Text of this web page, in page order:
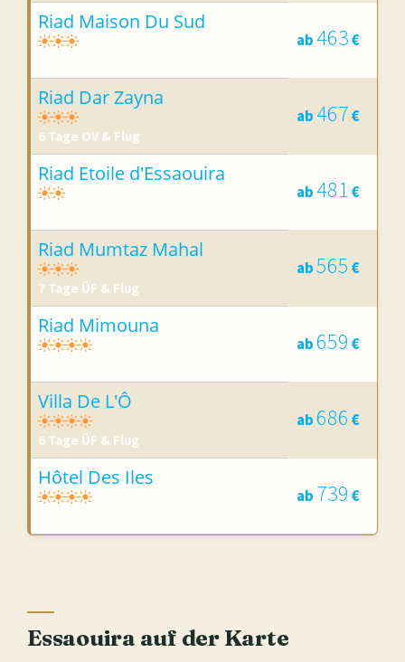
Riad Maison Du Sud
ab463€
Riad Dar Zayna
6 Tage OV & Flug
ab467€
Riad Etoile d'Essaouira
ab481€
Riad Mumtaz Mahal
7 Tage ÜF & Flug
ab565 €
Riad Mimouna
ab659 €
Villa De L'Ô
6 Tage ÜF & Flug
ab686 €
Hôtel Des Iles
ab 739 €
Essaouira auf der Karte